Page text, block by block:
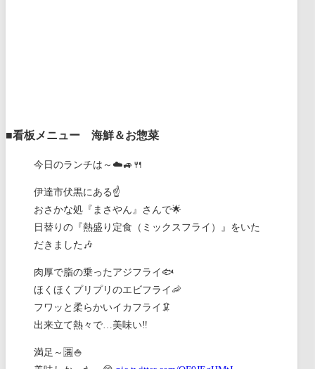
■看板メニュー 海鮮＆お惣菜
今日のランチは～☁️🚙🍴
伊達市伏黒にある☝
おさかな処『まさやん』さんで🌟
日替りの『熱盛り定食（ミックスフライ）』をいた
だきました🎶
肉厚で脂の乗ったアジフライ🐟
ほくほくプリプリのエビフライ🦐
フワッと柔らかいイカフライ🦑
出来立て熱々で…美味い‼️
満足～🈵🍚